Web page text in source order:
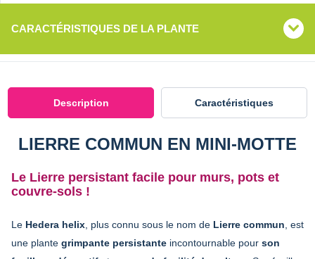
CARACTÉRISTIQUES DE LA PLANTE
Description Caractéristiques
LIERRE COMMUN EN MINI-MOTTE
Le Lierre persistant facile pour murs, pots et
couvre-sols !
Le Hedera helix , plus connu sous le nom de Lierre commun , est
une plante grimpante persistante incontournable pour son